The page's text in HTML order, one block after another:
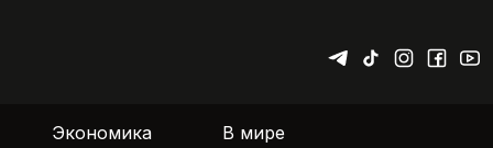
Экономика В мире